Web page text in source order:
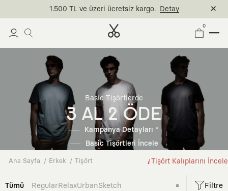
Basic Tişört - 3 Al, 2 Öde. Son Gün: 09 Ağustos
0
Basic Tişörtlerde
3 AL 2 ÖDE
Kampanya Detayları *
Basic Tişörtleri İncele
Ana Sayfa Erkek Tişört Tişört Kalıplarını İncele
Tümü RegularRelaxUrbanSketch Filtre